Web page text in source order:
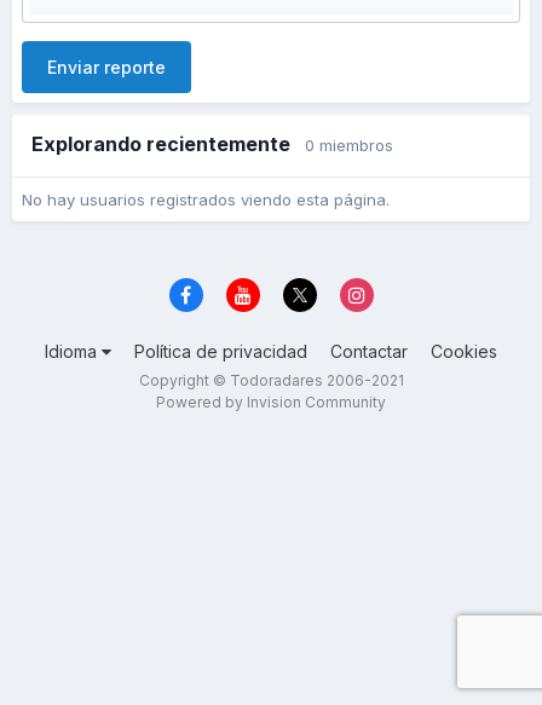
Enviar reporte
Explorando recientemente 0 miembros
No hay usuarios registrados viendo esta página.
Idioma Política de privacidad Contactar Cookies
Copyright © Todoradares 2006-2021
Powered by Invision Community